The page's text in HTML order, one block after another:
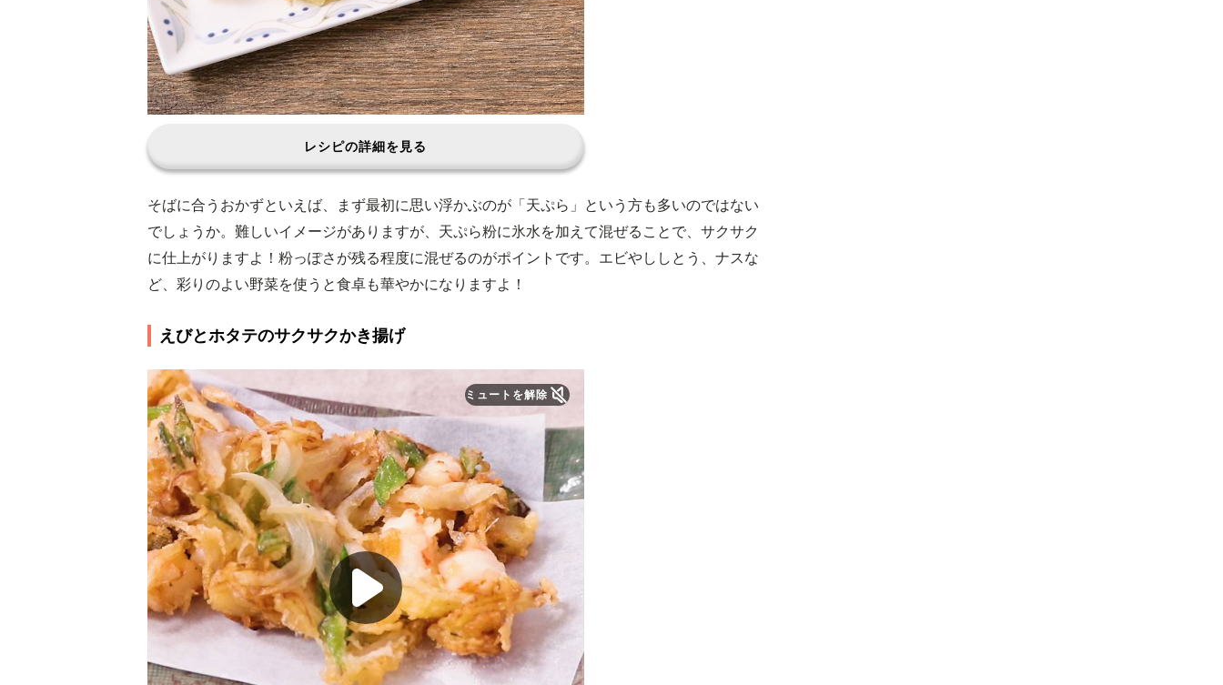
レシピの詳細を見る
そばに合うおかずといえば、まず最初に思い浮かぶのが「天ぷら」という方も多いのではない
でしょうか。難しいイメージがありますが、天ぷら粉に氷水を加えて混ぜることで、サクサク
に仕上がりますよ！粉っぽさが残る程度に混ぜるのがポイントです。エビやししとう、ナスな
ど、彩りのよい野菜を使うと食卓も華やかになりますよ！
えびとホタテのサクサクかき揚げ
ミュートを解除